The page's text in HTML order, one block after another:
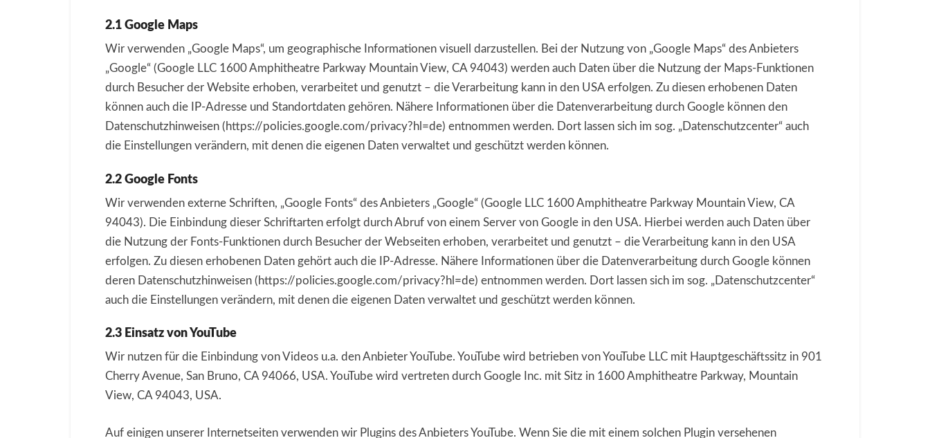
2.1 Google Maps
Wir verwenden „Google Maps“, um geographische Informationen visuell darzustellen. Bei der Nutzung von „Google Maps“ des Anbieters
„Google“ (Google LLC 1600 Amphitheatre Parkway Mountain View, CA 94043) werden auch Daten über die Nutzung der Maps-Funktionen
durch Besucher der Website erhoben, verarbeitet und genutzt – die Verarbeitung kann in den USA erfolgen. Zu diesen erhobenen Daten
können auch die IP-Adresse und Standortdaten gehören. Nähere Informationen über die Datenverarbeitung durch Google können den
Datenschutzhinweisen (https://policies.google.com/privacy?hl=de) entnommen werden. Dort lassen sich im sog. „Datenschutzcenter“ auch
die Einstellungen verändern, mit denen die eigenen Daten verwaltet und geschützt werden können.
2.2 Google Fonts
Wir verwenden externe Schriften, „Google Fonts“ des Anbieters „Google“ (Google LLC 1600 Amphitheatre Parkway Mountain View, CA
94043). Die Einbindung dieser Schriftarten erfolgt durch Abruf von einem Server von Google in den USA. Hierbei werden auch Daten über
die Nutzung der Fonts-Funktionen durch Besucher der Webseiten erhoben, verarbeitet und genutzt – die Verarbeitung kann in den USA
erfolgen. Zu diesen erhobenen Daten gehört auch die IP-Adresse. Nähere Informationen über die Datenverarbeitung durch Google können
deren Datenschutzhinweisen (https://policies.google.com/privacy?hl=de) entnommen werden. Dort lassen sich im sog. „Datenschutzcenter“
auch die Einstellungen verändern, mit denen die eigenen Daten verwaltet und geschützt werden können.
2.3 Einsatz von YouTube
Wir nutzen für die Einbindung von Videos u.a. den Anbieter YouTube. YouTube wird betrieben von YouTube LLC mit Hauptgeschäftssitz in 901
Cherry Avenue, San Bruno, CA 94066, USA. YouTube wird vertreten durch Google Inc. mit Sitz in 1600 Amphitheatre Parkway, Mountain
View, CA 94043, USA.
Auf einigen unserer Internetseiten verwenden wir Plugins des Anbieters YouTube. Wenn Sie die mit einem solchen Plugin versehenen